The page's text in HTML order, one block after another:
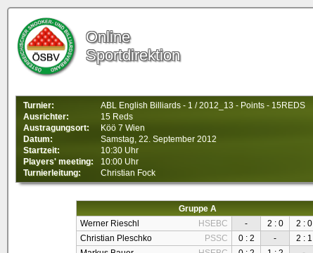
Online
Sportdirektion
Turnier:
ABL English Billiards - 1 / 2012_13 - Points - 15REDS
Ausrichter:
15 Reds
Austragungsort:
Köö 7 Wien
Datum:
Samstag, 22. September 2012
Startzeit:
10:30 Uhr
Players' meeting:
10:00 Uhr
Turnierleitung:
Christian Fock
Gruppe A
Werner Rieschl
HSEBC - 2 : 0 2 : 0
Christian Pleschko
PSSC 0 : 2 - 2 : 1